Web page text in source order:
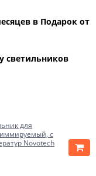
в Подарок от
светильников
для
с
Novotech